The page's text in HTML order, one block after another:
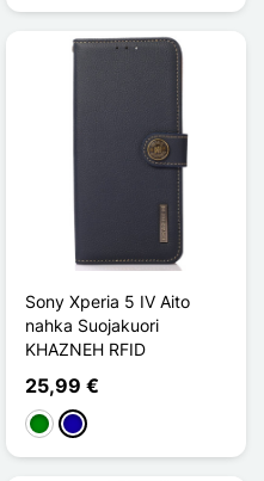
Sony Xperia 5 IV Aito
nahka Suojakuori
KHAZNEH RFID
25,99 €
VihreäBleu Foncé